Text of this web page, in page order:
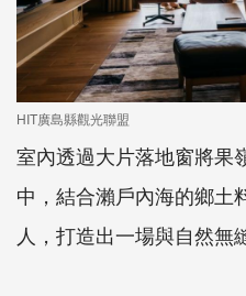
HIT廣島縣觀光聯盟
室內透過大片落地窗將果
中，結合瀨戶內海的鄉土
人，打造出一場與自然無